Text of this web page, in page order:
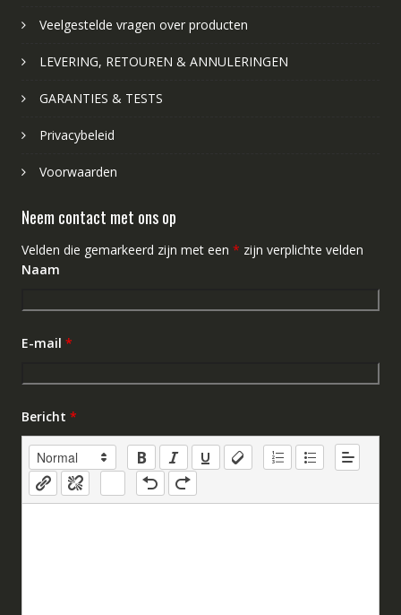
Veelgestelde vragen over producten
LEVERING, RETOUREN & ANNULERINGEN
GARANTIES & TESTS
Privacybeleid
Voorwaarden
Neem contact met ons op
Velden die gemarkeerd zijn met een * zijn verplichte velden
Naam
E-mail *
Bericht *